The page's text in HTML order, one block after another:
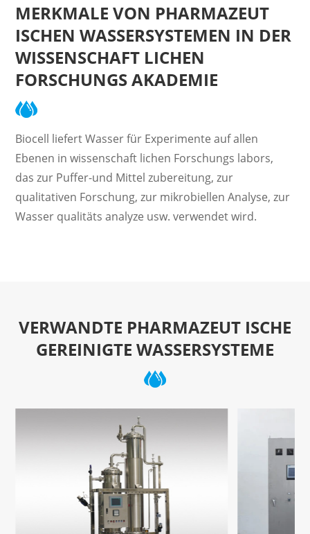
MERKMALE VON PHARMAZEUT
ISCHEN WASSERSYSTEMEN IN DER
WISSENSCHAFT LICHEN
FORSCHUNGS AKADEMIE
Biocell liefert Wasser für Experimente auf allen
Ebenen in wissenschaft lichen Forschungs labors,
das zur Puffer-und Mittel zubereitung, zur
qualitativen Forschung, zur mikrobiellen Analyse, zur
Wasser qualitäts analyze usw. verwendet wird.
VERWANDTE PHARMAZEUT ISCHE
GEREINIGTE WASSERSYSTEME